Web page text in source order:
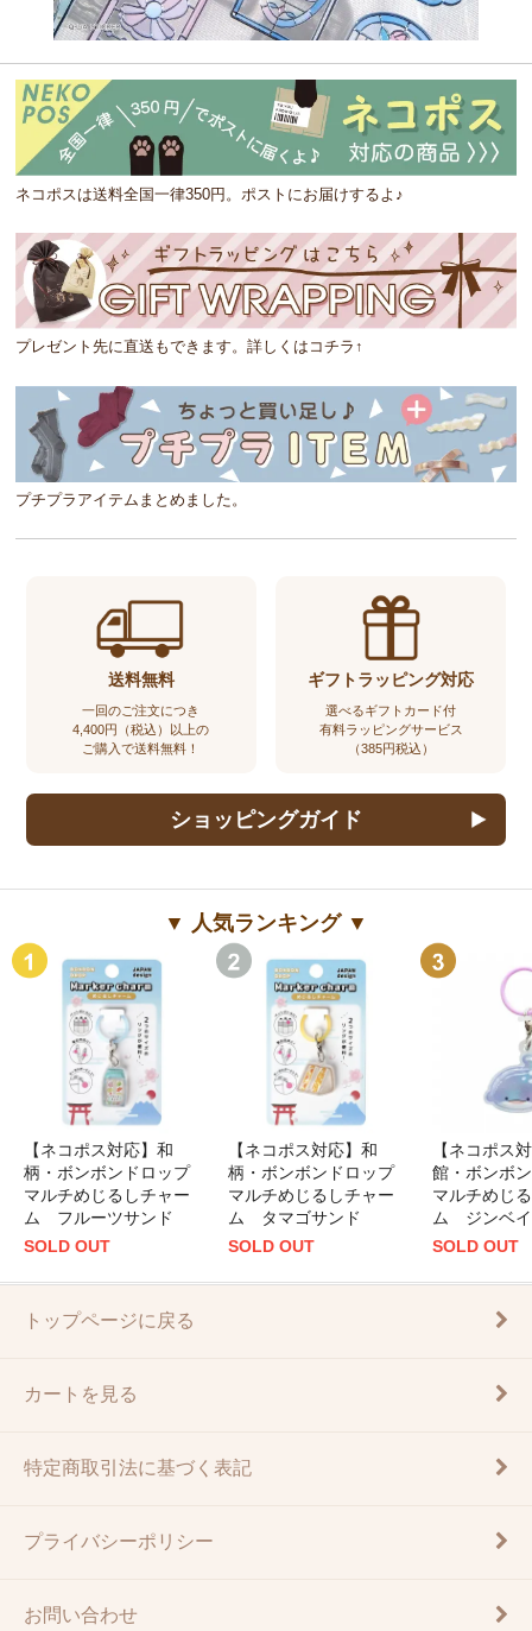
ネコポスは送料全国一律350円。ポストにお届けするよ♪
プレゼント先に直送もできます。詳しくはコチラ↑
プチプラアイテムまとめました。
送料無料
一回のご注文につき
4,400円（税込）以上の
ご購入で送料無料！
ギフトラッピング対応
選べるギフトカード付
有料ラッピングサービス
（385円税込）
ショッピングガイド
▼ 人気ランキング ▼
【ネコポス対応】和
柄・ボンボンドロップ
マルチめじるしチャー
ム フルーツサンド
SOLD OUT
【ネコポス対応】和
柄・ボンボンドロップ
マルチめじるしチャー
ム タマゴサンド
SOLD OUT
【ネコポス
館・ボンボ
マルチめじ
ム ジンベ
SOLD OUT
トップページに戻る
カートを見る
特定商取引法に基づく表記
プライバシーポリシー
お問い合わせ